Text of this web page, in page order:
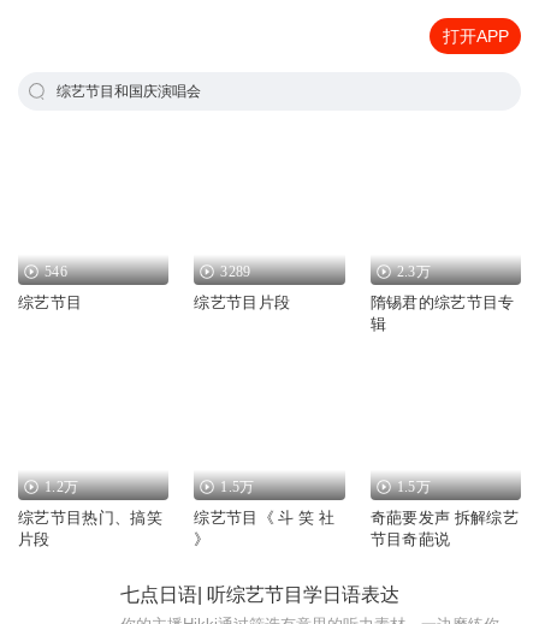
打开APP
综艺节目和国庆演唱会
546
综艺节目
3289
综艺节目片段
2.3万
隋锡君的综艺节目专
辑
1.2万
综艺节目热门、搞笑
片段
1.5万
综艺节目《 斗 笑 社
》
1.5万
奇葩要发声 拆解综艺
节目奇葩说
七点日语| 听综艺节目学日语表达